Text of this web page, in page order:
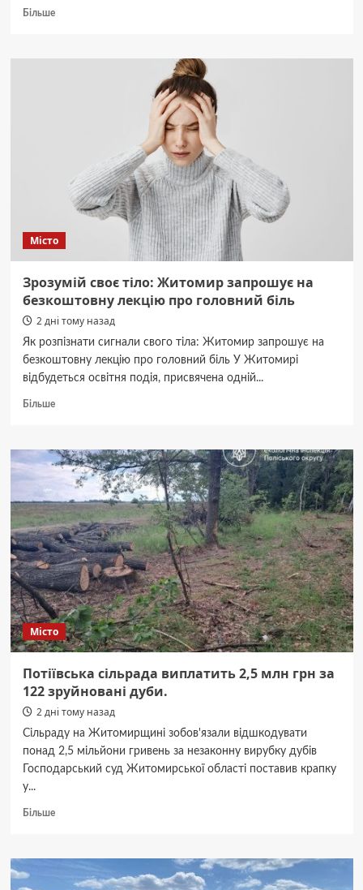
БільшеДокладніше
зброєю
Житомира.
Місто
Зрозумій своє тіло: Житомир запрошує на
безкоштовну лекцію про головний біль
2 дні тому назад
Як розпізнати сигнали свого тіла: Житомир запрошує на
безкоштовну лекцію про головний біль У Житомирі
відбудеться освітня подія, присвячена одній...
БільшеДокладніше
своє
тіло:
Житомир
на
безкоштовну
лекцію
про
головний
біль
Місто
Потіївська сільрада виплатить 2,5 млн грн за
122 зруйновані дуби.
2 дні тому назад
Сільраду на Житомирщині зобов'язали відшкодувати
понад 2,5 мільйони гривень за незаконну вирубку дубів
Господарський суд Житомирської області поставив крапку
у...
БільшеДокладніше
сільрада